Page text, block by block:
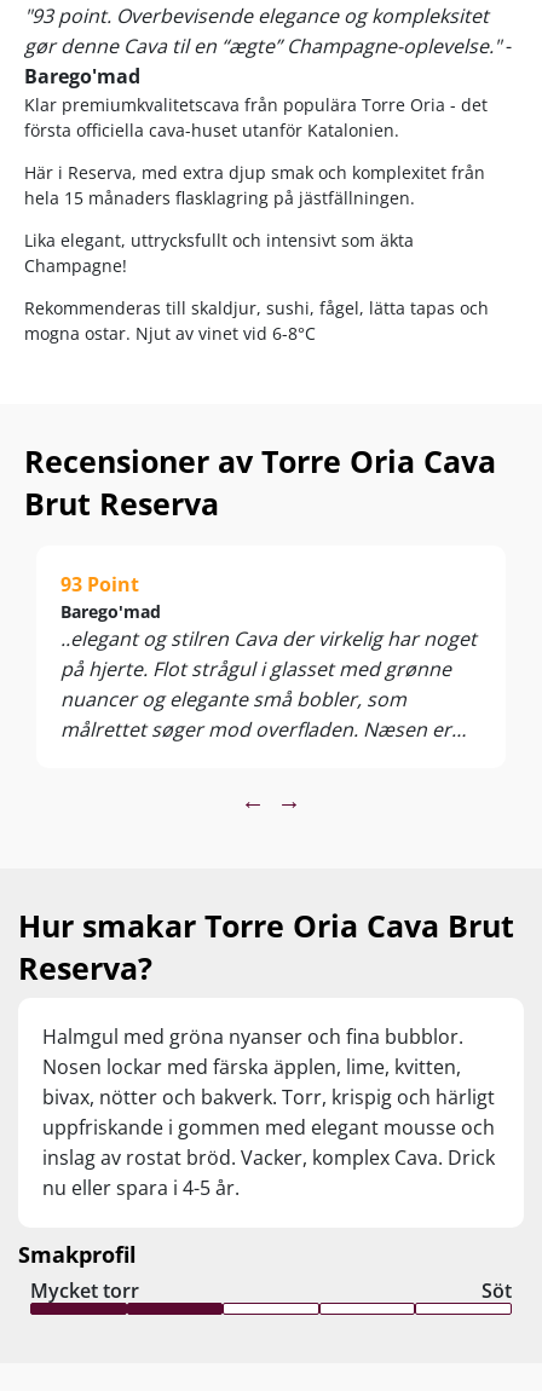
"93 point. Overbevisende elegance og kompleksitet
gør denne Cava til en “ægte” Champagne-oplevelse."-
Barego'mad
Klar premiumkvalitetscava från populära Torre Oria - det
första officiella cava-huset utanför Katalonien.
Här i Reserva, med extra djup smak och komplexitet från
hela 15 månaders flasklagring på jästfällningen.
Lika elegant, uttrycksfullt och intensivt som äkta
Champagne!
Rekommenderas till skaldjur, sushi, fågel, lätta tapas och
mogna ostar. Njut av vinet vid 6-8°C
Recensioner av Torre Oria Cava
Brut Reserva
93 Point
Barego'mad
..elegant og stilren Cava der virkelig har noget
på hjerte. Flot strågul i glasset med grønne
nuancer og elegante små bobler, som
målrettet søger mod overfladen. Næsen er
forstyrrende sødme, der er med til at
understrege kvaliteten og niveauet i denne
Cava. Det hele orkestreres på smukkeste vis
kompleksitet, der gør denne Cava til en “ægte”
Champagne-oplevelse.
← →
Hur smakar Torre Oria Cava Brut
Reserva?
Halmgul med gröna nyanser och fina bubblor.
Nosen lockar med färska äpplen, lime, kvitten,
bivax, nötter och bakverk. Torr, krispig och härligt
uppfriskande i gommen med elegant mousse och
inslag av rostat bröd. Vacker, komplex Cava. Drick
nu eller spara i 4-5 år.
Smakprofil
Mycket torr Söt